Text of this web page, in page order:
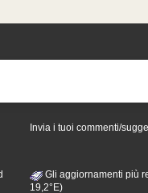
Invia i tuoi commenti/
Gli aggiornamenti più
19,2°E)